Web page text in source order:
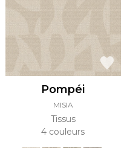
Pompéi
MISIA
Tissus
4 couleurs